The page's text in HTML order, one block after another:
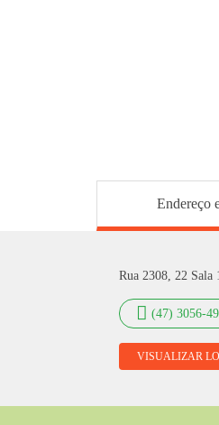
Endereço
Rua 2308, 22
(47) 3056-
VISUALIZAR